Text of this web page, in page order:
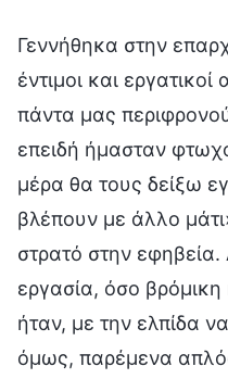
Γεννήθηκα στην
έντιμοι και
πάντα μας
επειδή ήμασταν
μέρα θα τους δείξω
βλέπουν με άλλο
στρατό στην
εργασία, όσο
ήταν, με την ελπίδα
όμως, παρέμενα